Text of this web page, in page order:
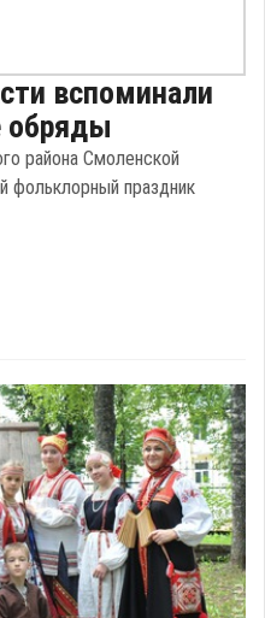
вспоминали
обряды
района Смоленской
фольклорный праздник